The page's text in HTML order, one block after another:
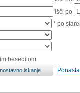
išči po
* po
besedilom